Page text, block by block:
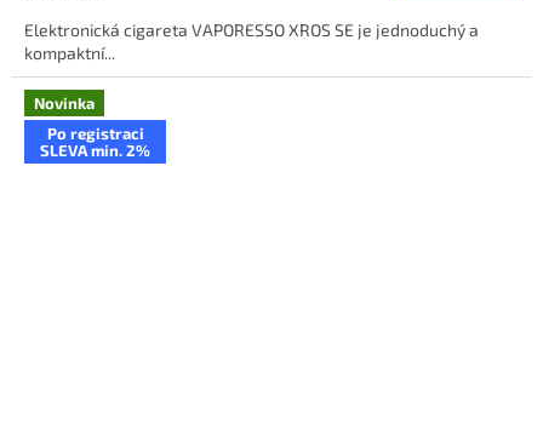
Elektronická cigareta VAPORESSO XROS SE je jednoduchý a
kompaktní...
Novinka
Po registraci
SLEVA min. 2%